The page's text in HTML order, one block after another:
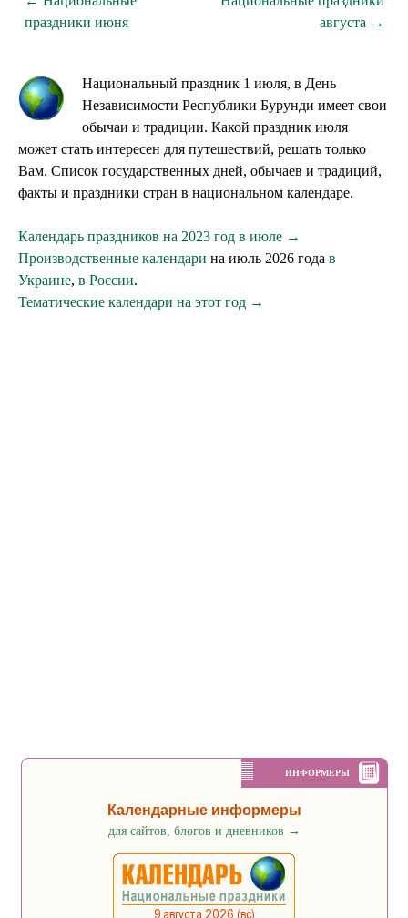
праздники июня
августа →
Национальный праздник 1 июля, в День
Независимости Республики Бурунди имеет свои
обычаи и традиции. Какой праздник июля
может стать интересен для путешествий, решать только
Вам. Список государственных дней, обычаев и традиций,
факты и праздники стран в национальном календаре.
Календарь праздников на 2023 год в июле →
Производственные календари на июль 2026 года в
Украине, в России.
Тематические календари на этот год →
ИНФОРМЕРЫ
Календарные информеры
для сайтов, блогов и дневников →